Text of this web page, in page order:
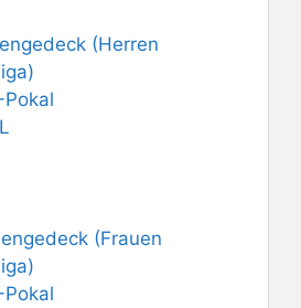
(Herren
Pokal
(Frauen
Pokal